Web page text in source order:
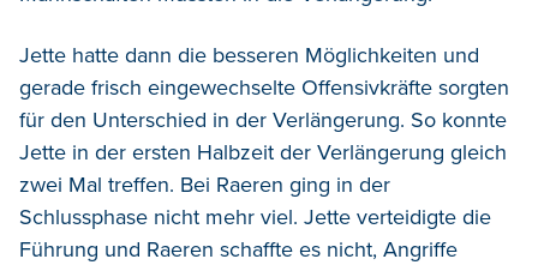
Jette hatte dann die besseren Möglichkeiten und
gerade frisch eingewechselte Offensivkräfte sorgten
für den Unterschied in der Verlängerung. So konnte
Jette in der ersten Halbzeit der Verlängerung gleich
zwei Mal treffen. Bei Raeren ging in der
Schlussphase nicht mehr viel. Jette verteidigte die
Führung und Raeren schaffte es nicht, Angriffe